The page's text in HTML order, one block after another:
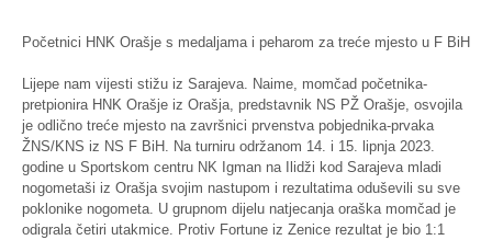
Početnici HNK Orašje s medaljama i peharom za treće mjesto u F BiH
Lijepe nam vijesti stižu iz Sarajeva. Naime, momčad početnika-
pretpionira HNK Orašje iz Orašja, predstavnik NS PŽ Orašje, osvojila
je odlično treće mjesto na završnici prvenstva pobjednika-prvaka
ŽNS/KNS iz NS F BiH. Na turniru održanom 14. i 15. lipnja 2023.
godine u Sportskom centru NK Igman na Ilidži kod Sarajeva mladi
nogometaši iz Orašja svojim nastupom i rezultatima oduševili su sve
poklonike nogometa. U grupnom dijelu natjecanja oraška momčad je
odigrala četiri utakmice. Protiv Fortune iz Zenice rezultat je bio 1:1